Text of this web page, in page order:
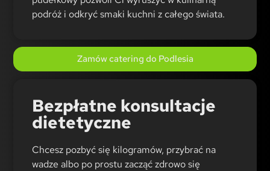
podróż i odkryć smaki kuchni z całego świata.
Zamów catering do Podlesia
Bezpłatne konsultacje
dietetyczne
Chcesz pozbyć się kilogramów, przybrać na
wadze albo po prostu zacząć zdrowo się